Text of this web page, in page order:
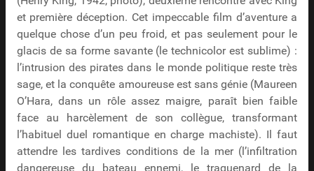
et première déception. Cet impeccable film d’aventure a
quelque chose d’un peu froid, et pas seulement pour le
glacis de sa forme savante (le technicolor est sublime) :
l’intrusion des pirates dans le monde politique reste très
sage, et la conquête amoureuse est sans génie (Maureen
O’Hara, dans un rôle assez maigre, paraît bien faible
face au harcèlement de son collègue, transformant
l’habituel duel romantique en charge machiste). Il faut
attendre les tardives conditions de la mer (l’infiltration
dangereuse du bateau ennemi, le traquenard de la